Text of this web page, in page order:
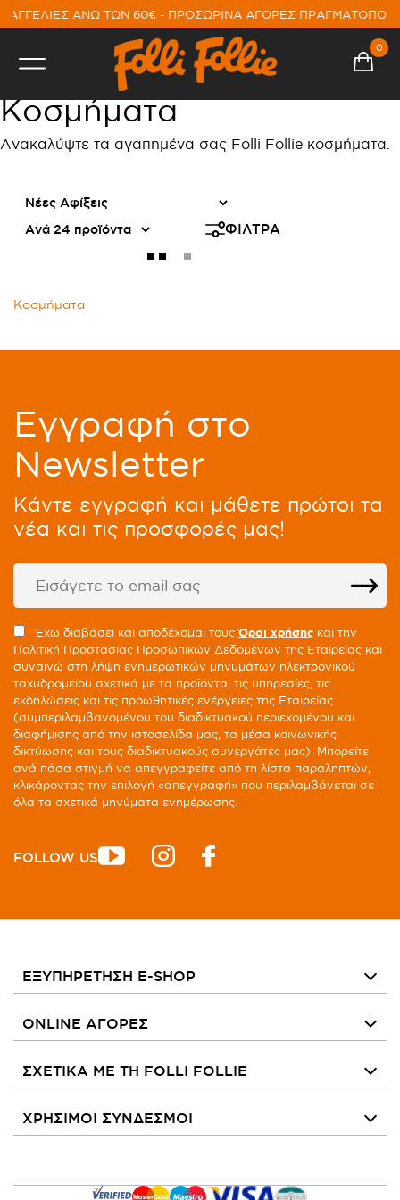
ΑΝΩ ΤΩΝ 60€ - ΠΡΟΣΩΡΙΝΑ ΑΓΟΡΕΣ
0
Κοσμήματα
Ανακαλύψτε τα αγαπημένα σας Folli Follie κοσμήματα.
ΦΙΛΤΡΑ
Κοσμήματα
Eγγραφή στο
Newsletter
Kάντε εγγραφή και μάθετε πρώτοι τα
νέα και τις προσφορές μας!
Έχω διαβάσει και αποδέχομαι τουςΌροι χρήσης και την
Πολιτική Προστασίας Προσωπικών Δεδομένων της Εταιρείας και
συναινώ στη λήψη ενημερωτικών μηνυμάτων ηλεκτρονικού
ταχυδρομείου σχετικά με τα προϊόντα, τις υπηρεσίες, τις
εκδηλώσεις και τις προωθητικές ενέργειες της Εταιρείας
(συμπεριλαμβανομένου του διαδικτυακού περιεχομένου και
διαφήμισης από την ιστοσελίδα μας, τα μέσα κοινωνικής
δικτύωσης και τους διαδικτυακούς συνεργάτες μας). Μπορείτε
ανά πάσα στιγμή να απεγγραφείτε από τη λίστα παραληπτών,
κλικάροντας την επιλογή «απεγγραφή» που περιλαμβάνεται σε
όλα τα σχετικά μηνύματα ενημέρωσης.
FOLLOW US
ΕΞΥΠΗΡΕΤΗΣΗ E-SHOP
ONLINE ΑΓΟΡΕΣ
ΣΧΕΤΙΚΑ ΜΕ ΤΗ FOLLI FOLLIE
ΧΡΗΣΙΜΟΙ ΣΥΝΔΕΣΜΟΙ